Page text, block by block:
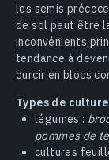
les semis
de sol peut être
inconvénients
tendance à
durcir en blocs
Types de
légumes :
pommes de
cultures